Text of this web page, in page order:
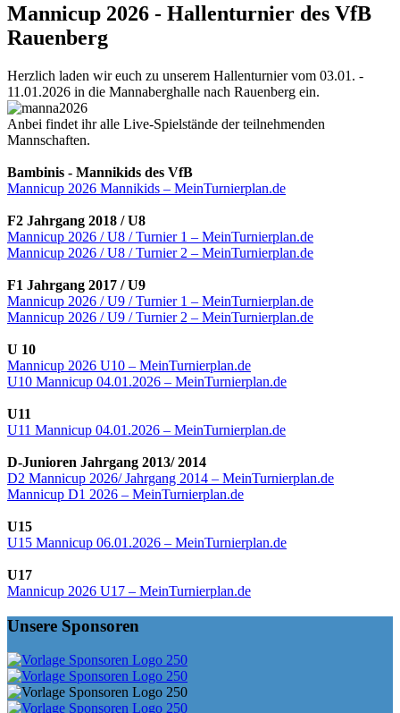
Mannicup 2026 - Hallenturnier des VfB
Rauenberg
Herzlich laden wir euch zu unserem Hallenturnier vom 03.01. -
11.01.2026 in die Mannaberghalle nach Rauenberg ein.
Anbei findet ihr alle Live-Spielstände der teilnehmenden
Mannschaften.
Bambinis - Mannikids des VfB
Mannicup 2026 Mannikids – MeinTurnierplan.de
F2 Jahrgang 2018 / U8
Mannicup 2026 / U8 / Turnier 1 – MeinTurnierplan.de
Mannicup 2026 / U8 / Turnier 2 – MeinTurnierplan.de
F1 Jahrgang 2017 / U9
Mannicup 2026 / U9 / Turnier 1 – MeinTurnierplan.de
Mannicup 2026 / U9 / Turnier 2 – MeinTurnierplan.de
U 10
Mannicup 2026 U10 – MeinTurnierplan.de
U10 Mannicup 04.01.2026 – MeinTurnierplan.de
U11
U11 Mannicup 04.01.2026 – MeinTurnierplan.de
D-Junioren Jahrgang 2013/ 2014
D2 Mannicup 2026/ Jahrgang 2014 – MeinTurnierplan.de
Mannicup D1 2026 – MeinTurnierplan.de
U15
U15 Mannicup 06.01.2026 – MeinTurnierplan.de
U17
Mannicup 2026 U17 – MeinTurnierplan.de
Unsere Sponsoren